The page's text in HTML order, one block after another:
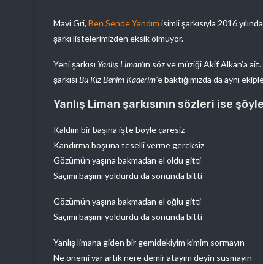
Mavi Gri, Ben Sende Yandım isimli şarkısıyla 2016
şarkı listelerimizden eksik olmuyor.
Yeni şarkısı Yanlış Liman’ın söz ve müziği Akif Alkan’a
şarkısı Bu Kız Benim Kaderim’e baktığımızda da aynı
Yanlış Liman şarkısının sözleri ise
Kaldım bir başına işte böyle çaresiz
Kandırma boşuna teselli verme gereksiz
Gözümün yaşına bakmadan el oldu gitti
Saçımı başımı yoldurdu da sonunda bitti
Gözümün yaşına bakmadan el oğlu gitti
Saçımı başımı yoldurdu da sonunda bitti
Yanlış limana giden bir gemidekiyim kimim sormayın
Ne önemi var artık nere demir atayım deyin susmayın